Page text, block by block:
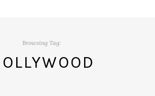
Browsing Tag: